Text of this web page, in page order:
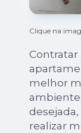
Clique na
Contratar
melhor
realizar